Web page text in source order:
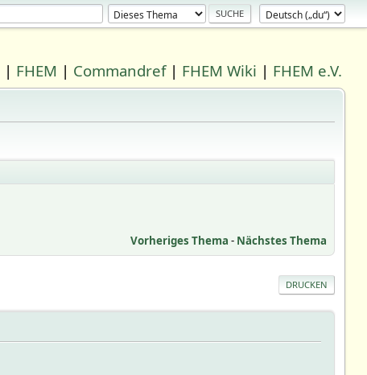
| FHEM | Commandref| FHEM Wiki | FHEM e.V.
Vorheriges Thema - Nächstes Thema
DRUCKEN